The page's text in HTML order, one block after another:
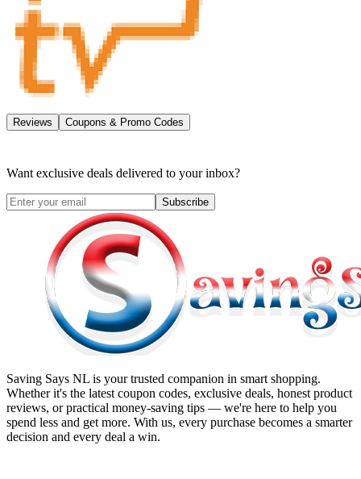
Reviews Coupons & Promo Codes
Want exclusive deals delivered to your inbox?
Subscribe
Saving Says NL is your trusted companion in smart shopping.
Whether it's the latest coupon codes, exclusive deals, honest product
reviews, or practical money-saving tips — we're here to help you
spend less and get more. With us, every purchase becomes a smarter
decision and every deal a win.